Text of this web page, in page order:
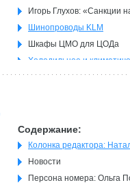
Игорь Глухов: «Санкции
Шинопроводы KLM
Шкафы ЦМО для ЦОДа
Холодильное и
Автоматизация продаж
центров
Содержание:
Колонка редактора:
Новости
Персона номера: Ольга